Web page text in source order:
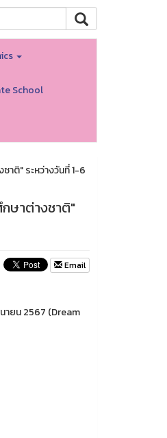
School
ติ" ระหว่างวันที่ 1-6
ษาต่างชาติ"
Email
ายน 2567 (Dream